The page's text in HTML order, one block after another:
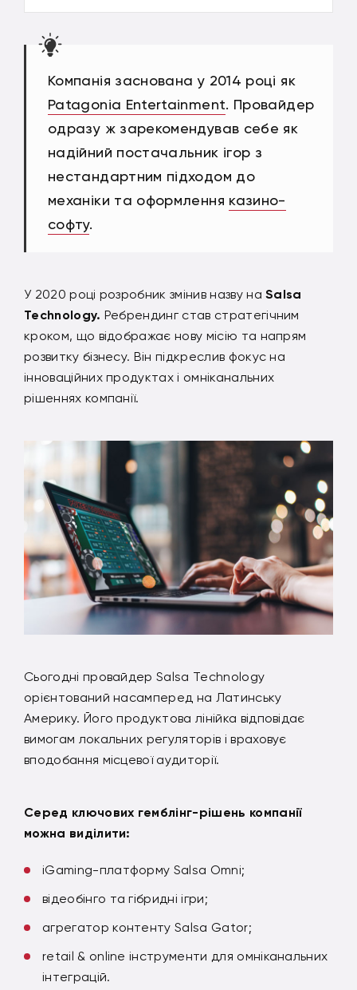
Компанія заснована у 2014 році як
Patagonia Entertainment. Провайдер
одразу ж зарекомендував себе як
надійний постачальник ігор з
нестандартним підходом до
механіки та оформлення казино-
софту.
У 2020 році розробник змінив назву наSalsa
Technology. Ребрендинг став стратегічним
кроком, що відображає нову місію та напрям
розвитку бізнесу. Він підкреслив фокус на
інноваційних продуктах і омніканальних
рішеннях компанії.
Сьогодні провайдер Salsa Technology
орієнтований насамперед на Латинську
Америку. Його продуктова лінійка відповідає
вимогам локальних регуляторів і враховує
вподобання місцевої аудиторії.
Серед ключових гемблінг-рішень компанії
можна виділити:
iGaming-платформу Salsa Omni;
відеобінго та гібридні ігри;
агрегатор контенту Salsa Gator;
retail & online інструменти для омніканальних
інтеграцій.